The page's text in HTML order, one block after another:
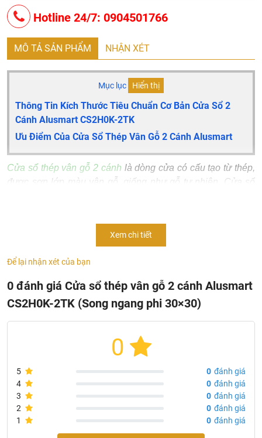
Hotline 24/7: 0904501766
MÔ TẢ SẢN PHẨM NHẬN XÉT
Mục lục Hiển thị
Thông Tin Kích Thước Tiêu Chuẩn Cơ Bản Cửa Sổ 2
Cánh Alusmart CS2H0K-2TK
Ưu Điểm Của Cửa Sổ Thép Vân Gỗ 2 Cánh Alusmart
Cửa sổ thép vân gỗ 2 cánh là dòng cửa có cấu tạo từ thép,
được sơn lớp màu vân gỗ, giống như gỗ tự nhiên. Cửa sổ
Với tính thẩm mỹ cao, tính bền chắc và những ưu điểm nổi
chống cạy phá…Cửa sổ thép vân gỗ 2 cánh
vệ cho ngôi nhà của bạn.
Xem chi tiết
Để lại nhận xét của bạn
0 đánh giá Cửa sổ thép vân gỗ 2 cánh Alusmart
CS2H0K-2TK (Song ngang phi 30×30)
0
5 0 đánh giá
4
0 đánh giá
3
0 đánh giá
2
0 đánh giá
1
0 đánh giá